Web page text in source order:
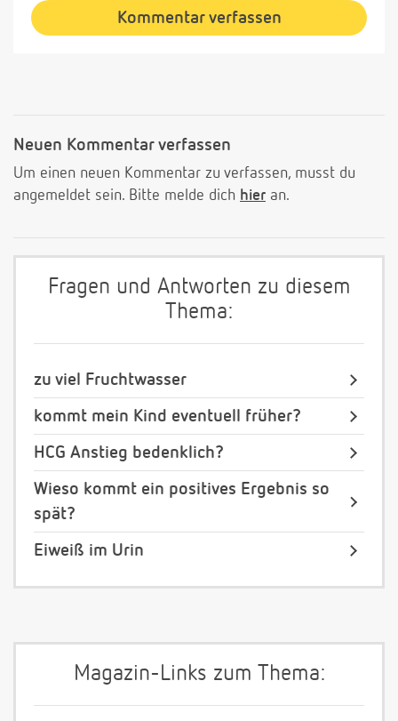
Kommentar verfassen
Neuen Kommentar verfassen
Um einen neuen Kommentar zu verfassen, musst du
angemeldet sein. Bitte melde dich hier an.
Fragen und Antworten zu diesem
Thema:
zu viel Fruchtwasser
kommt mein Kind eventuell früher?
HCG Anstieg bedenklich?
Wieso kommt ein positives Ergebnis so
spät?
Eiweiß im Urin
Magazin-Links zum Thema: